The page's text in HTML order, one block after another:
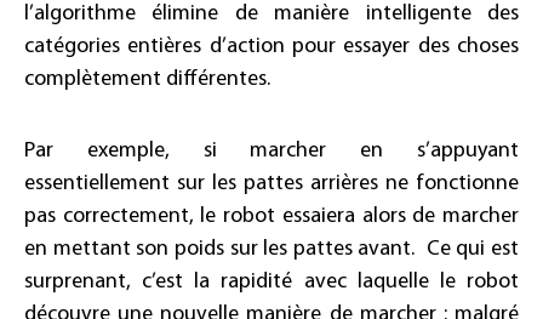
l’algorithme élimine de manière intelligente des
catégories entières d’action pour essayer des choses
complètement différentes.
Par exemple, si marcher en s’appuyant
essentiellement sur les pattes arrières ne fonctionne
pas correctement, le robot essaiera alors de marcher
en mettant son poids sur les pattes avant. Ce qui est
surprenant, c’est la rapidité avec laquelle le robot